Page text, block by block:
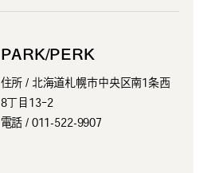
PARK/PERK
住所 / 北海道札幌市中央区南1条西
8丁目13ｰ2
電話 / 011-522-9907